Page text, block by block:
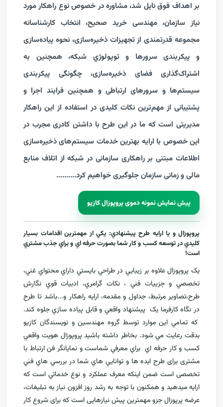
بر اهداف فوق نایل شد، مشاوره در خصوص نوع راهکار مورد
نیاز سازمان، مهندسی خرید صحیح، انتخاب کارشناسانه
مجموعه قدرتمندی از تجهیزات ذخیره‌سازی، نحوه پیاده‌سازی
و پیکربندی سرورها و توپولوژي شبکه، همچنین به
اشتراک‌گذاری فضای ذخیره‌سازی، چگونگی پیکربندی
سیستم‌ها و سرورهای ارتباطی و همچنین فرایند اجرا و
پشتیبانی از مهم‌ترین نکات کلیدی در استفاده از این راهکار
مدیریتی است که ما در این طرح با داشتن کادری مجرب در
این خصوص با ارایه بهترین خدمات سیستم‌های ذخیره‌سازی
اطلاعات مبتنی بر راهکاری سازمانی در شبکه از اتلاف منابع
مالی و زمانی سازمان جلوگیری خواهیم کرد......
....
پیش نمایش نمونه دموی پروپوزال کازیو
پروپوزال و يا ارايه طرح پيشنهادي: يکي از مهمترين اقدامات بسيار
کليدي در توسعه کسب و کار شما بصورت حرفه اي و براي جذب مشتري
است!
يک پروپوزال علاوه بر زيبايي در طراحي بايستي داراي محتواي غني،
تخصصي و جزييات فني ، نکات گرامري، ادبيات قوي نگارش
طرح،تصاوير مرتبط، جداول و مقدمه، ارایه راهکار و...باشد تا طرح
در نگاه کارفرما يک پيشنهاد واقعي و قابل پياده سازي جلوه کند.
که تمامي اين موارد توسط گروه مهندسين و نويسندگان کازيو
بدقت رعايت مي شود. بخاطر داشته باشيد پروپوزال هويت واقعي
کسب و کار حرفه اي براي معرفيشماست و نمایانگر فن ارتباط با
مشتری برای طرح ايده ها و توانايي هاي شما در بررسي هاي فني
تخصصی است ضمن اینکه معرف عملکرد و نوع خدماتي است که
ارايه ميدهید و همکنون با توجه به رشد روز افزون نياز به تبليغات،
عرضه پرپوزال جزو مهمترين پیش نیازهایی است که برای شروع کار